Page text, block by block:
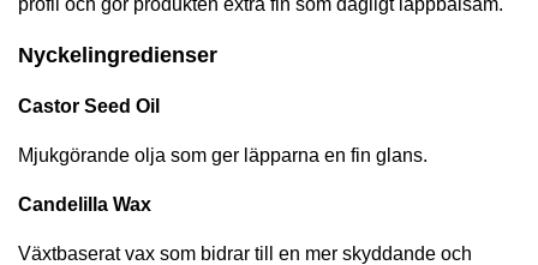
profil och gör produkten extra fin som dagligt läppbalsam.
Nyckelingredienser
Castor Seed Oil
Mjukgörande olja som ger läpparna en fin glans.
Candelilla Wax
Växtbaserat vax som bidrar till en mer skyddande och